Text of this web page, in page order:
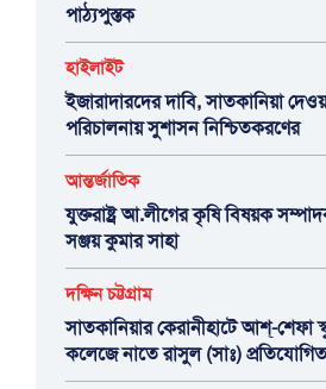
পাঠ্যপুস্তক
হাইলাইট
ইজারাদারদের দাবি, সাতকানিয়া
পরিচালনায় সুশাসন নিশ্চিতকরণের
আন্তর্জাতিক
যুক্তরাষ্ট্র আ.লীগের কৃষি বিষয়ক
সঞ্জয় কুমার সাহা
দক্ষিন চট্টগ্রাম
সাতকানিয়ার কেরানীহাটে আশ্-শেফা
কলেজে নাতে রাসুল (সাঃ)